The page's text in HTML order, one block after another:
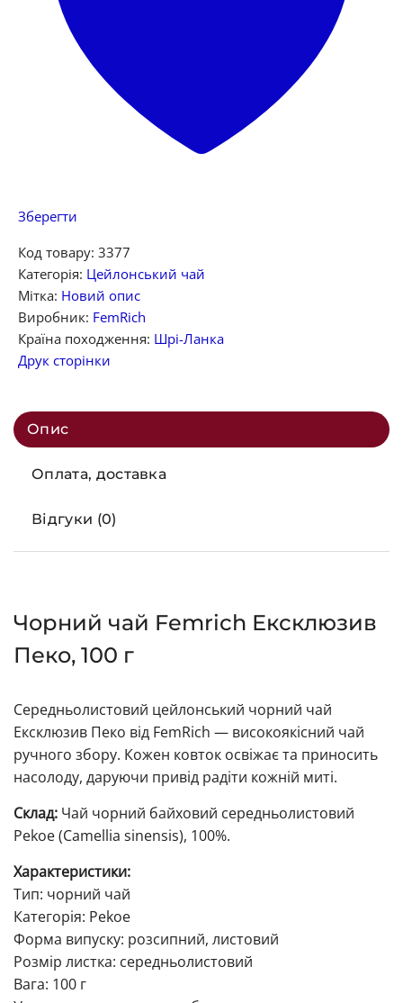
Зберегти
Код товару: 3377
Категорія: Цейлонський чай
Мітка: Новий опис
Виробник: FemRich
Країна походження: Шрі-Ланка
Друк сторінки
Опис
Оплата, доставка
Відгуки (0)
Чорний чай Femrich Ексклюзив
Пеко, 100 г
Середньолистовий цейлонський чорний чай
Ексклюзив Пеко від FemRich — високоякісний чай
ручного збору. Кожен ковток освіжає та приносить
насолоду, даруючи привід радіти кожній миті.
Склад: Чай чорний байховий середньолистовий
Pekoe (Camellia sinensis), 100%.
Характеристики:
Тип: чорний чай
Категорія: Pekoe
Форма випуску: розсипний, листовий
Розмір листка: середньолистовий
Вага: 100 г